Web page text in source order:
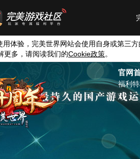
用体验，完美世界网站会使用自身或第三方
更多，请阅读我们的Cookie政策。
官网
福利